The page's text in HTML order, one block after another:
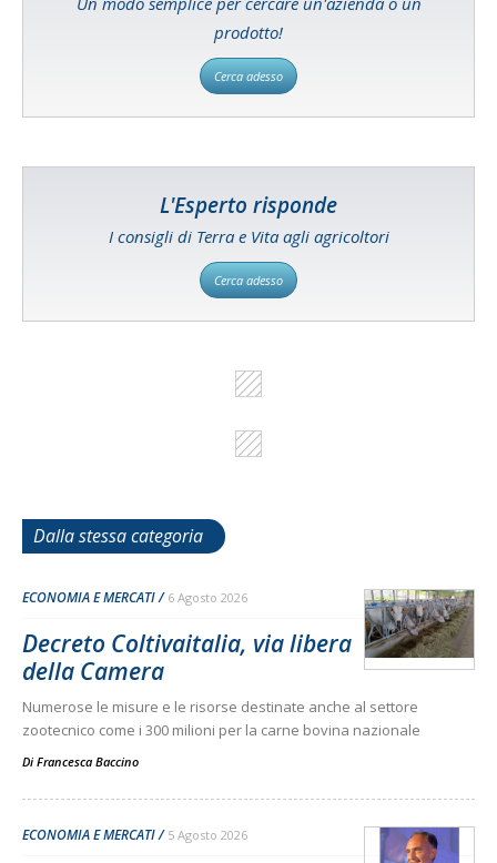
prodotto!
Cerca adesso
L'Esperto risponde
I consigli di Terra e Vita agli agricoltori
Cerca adesso
Dalla stessa categoria
ECONOMIA E MERCATI 6 Agosto 2026
Decreto Coltivaitalia, via libera
della Camera
Numerose le misure e le risorse destinate anche al settore
zootecnico come i 300 milioni per la carne bovina nazionale
Di Francesca Baccino
ECONOMIA E MERCATI 5 Agosto 2026